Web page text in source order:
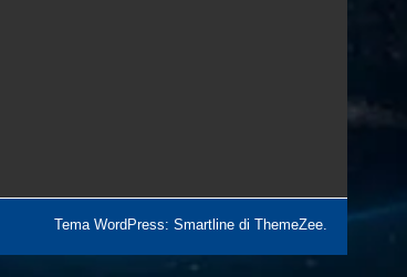
Tema WordPress: Smartline di ThemeZee.